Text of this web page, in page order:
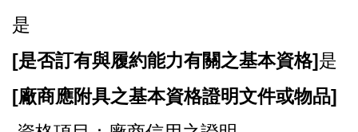
是
[是否訂有與履約能力有關之基本資格]是
[廠商應附具之基本資格證明文件或物品]